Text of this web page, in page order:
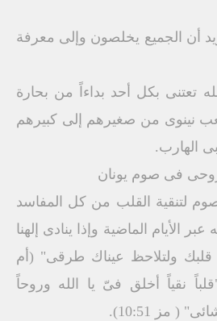
أن الجميع يخلصون وإلى معرفة
تعتنى بكل أحد بداءاً من بحارة
نينوى من صغيرهم إلى كبيرهم
الهارب.
فى صوم يونان
لتنقية القلب من كل المفاسد
الأيام الماضية وإذا ينادى إلهنا
قلبك ولتلاحظ عيناك طرقى" (أم
نقياً أخلق فىّ يا الله وروحاً
مز 10:51).